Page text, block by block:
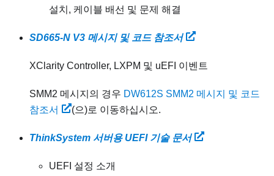
설치, 케이블 배선 및 문제 해결
SD665-N V3 메시지 및 코드 참조서
XClarity Controller, LXPM 및 uEFI 이벤트
SMM2 메시지의 경우 DW612S SMM2 메시지 및 코드
참조서
(으)로 이동하십시오.
ThinkSystem 서버용 UEFI 기술 문서
UEFI 설정 소개